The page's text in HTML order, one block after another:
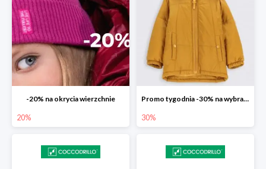
-20% na okrycia wierzchnie
20%
Promo tygodnia -30% na wybrane modele
30%